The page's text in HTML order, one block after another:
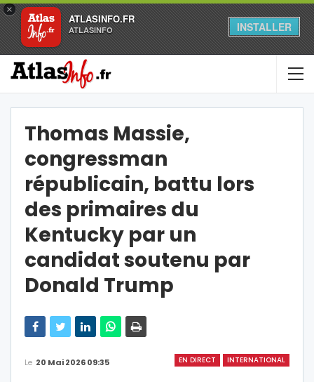
×
ATLASINFO.FR
ATLASINFO INSTALLER
Thomas Massie,
congressman
républicain, battu lors
des primaires du
Kentucky par un
candidat soutenu par
Donald Trump
EN DIRECT INTERNATIONAL
Le 20 Mai 2026 09:35